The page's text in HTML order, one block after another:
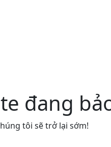
đang
tôi sẽ trở lại sớm!